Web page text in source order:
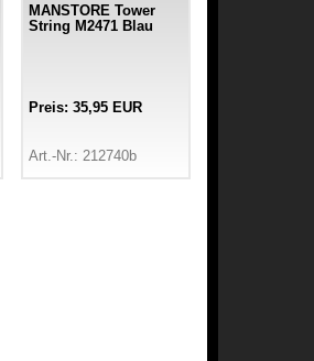
MANSTORE Tower
String M2471 Blau
Preis: 35,95 EUR
Art.-Nr.: 212740b